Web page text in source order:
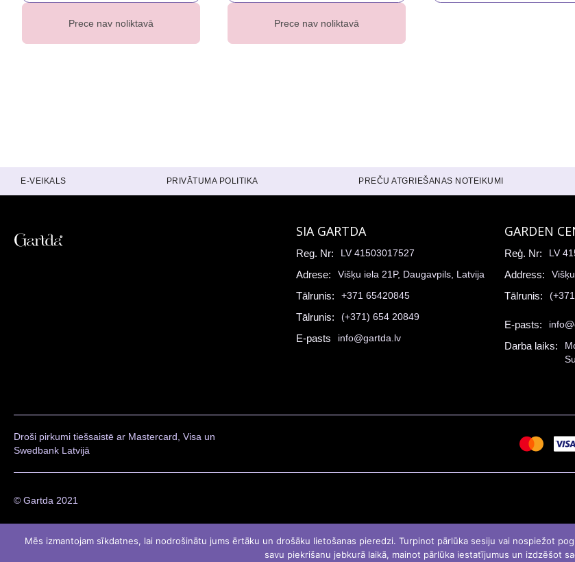
Prece nav noliktavā Prece nav noliktavā
E-VEIKALS PRIVĀTUMA POLITIKA PREČU ATGRIEŠANAS NOTEIKUMI
SIA GARTDA
Reg. Nr: LV 41503017527
Adrese: Višķu iela 21P, Daugavpils, Latvija
Tālrunis: +371 65420845
Tālrunis: (+371) 654 20849
E-pasts info@gartda.lv
GARDEN
Reģ. Nr: LV
Address:
Tālrunis:
E-pasts:
Darba laiks:
Droši pirkumi tiešsaistē ar Mastercard, Visa un
Swedbank Latvijā
© Gartda 2021
Mēs izmantojam sīkdatnes, lai nodrošinātu jums ērtāku un drošāku lietošanas pieredzi. Turpinot pārlūka sesiju vai nospiežot
savu piekrišanu jebkurā laikā, mainot pārlūka iestatījumus un izdzēšot